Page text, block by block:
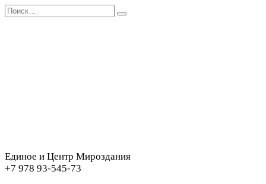
Перейти
Search
Единое и Центр Мироздания
+7 978 93-545-73